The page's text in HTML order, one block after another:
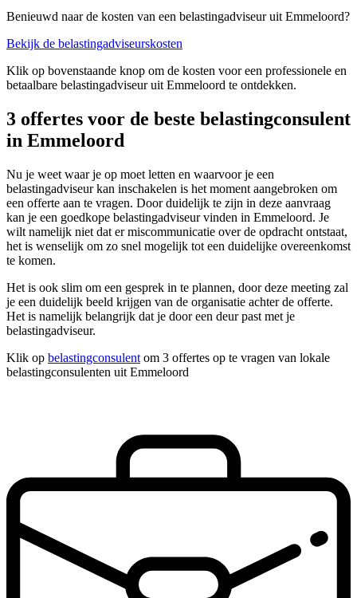
Benieuwd naar de kosten van een belastingadviseur uit Emmeloord?
Bekijk de belastingadviseurskosten
Klik op bovenstaande knop om de kosten voor een professionele en
betaalbare belastingadviseur uit Emmeloord te ontdekken.
3 offertes voor de beste belastingconsulent
in Emmeloord
Nu je weet waar je op moet letten en waarvoor je een
belastingadviseur kan inschakelen is het moment aangebroken om
een offerte aan te vragen. Door duidelijk te zijn in deze aanvraag
kan je een goedkope belastingadviseur vinden in Emmeloord. Je
wilt namelijk niet dat er miscommunicatie over de opdracht ontstaat,
het is wenselijk om zo snel mogelijk tot een duidelijke overeenkomst
te komen.
Het is ook slim om een gesprek in te plannen, door deze meeting zal
je een duidelijk beeld krijgen van de organisatie achter de offerte.
Het is namelijk belangrijk dat je door een deur past met je
belastingadviseur.
Klik op belastingconsulent om 3 offertes op te vragen van lokale
belastingconsulenten uit Emmeloord